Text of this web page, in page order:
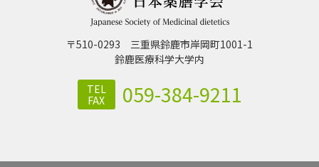
〒510-0293 三重県鈴鹿市岸岡町1001-1
鈴⿅医療科学⼤学内
TEL
FAX
059-384-9211